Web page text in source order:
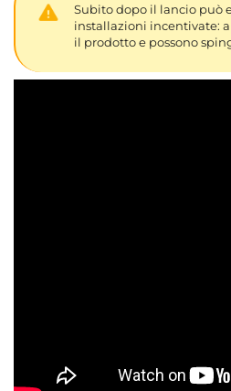
Subito dopo il lancio può
installazioni incentivate:
il prodotto e possono